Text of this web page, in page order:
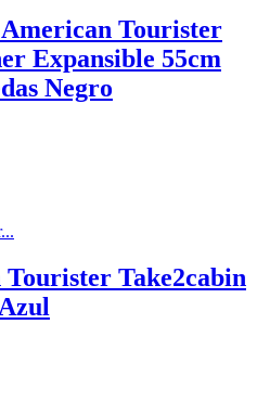
Tourister
Expansible 55cm
Negro
Take2cabin